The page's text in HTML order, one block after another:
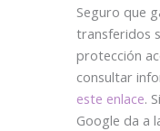
Seguro que
transferidos
protección
consultar
este enlace.
Google da a